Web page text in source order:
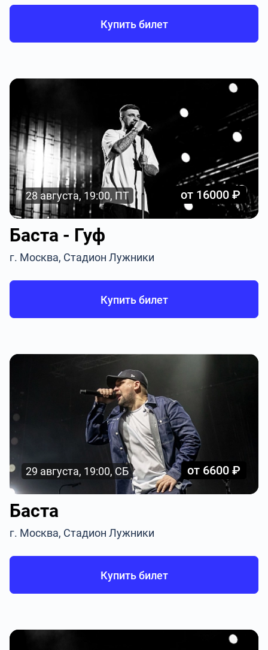
Купить билет
28 августа, 19:00, ПТ от 16000 ₽
Баста - Гуф
г. Москва, Стадион Лужники
Купить билет
29 августа, 19:00, СБ от 6600 ₽
Баста
г. Москва, Стадион Лужники
Купить билет